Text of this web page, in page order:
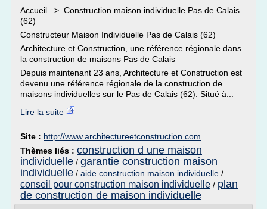
Accueil > Construction maison individuelle Pas de Calais
(62)
Constructeur Maison Individuelle Pas de Calais (62)
Architecture et Construction, une référence régionale dans
la construction de maisons Pas de Calais
Depuis maintenant 23 ans, Architecture et Construction est
devenu une référence régionale de la construction de
maisons individuelles sur le Pas de Calais (62). Situé à...
Lire la suite
Site : http://www.architectureetconstruction.com
Thèmes liés : construction d une maison
individuelle / garantie construction maison
individuelle / aide construction maison individuelle /
conseil pour construction maison individuelle / plan
de construction de maison individuelle